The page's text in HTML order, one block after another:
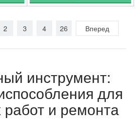
2 3 4 26 Вперед
инструмент:
для
и ремонта